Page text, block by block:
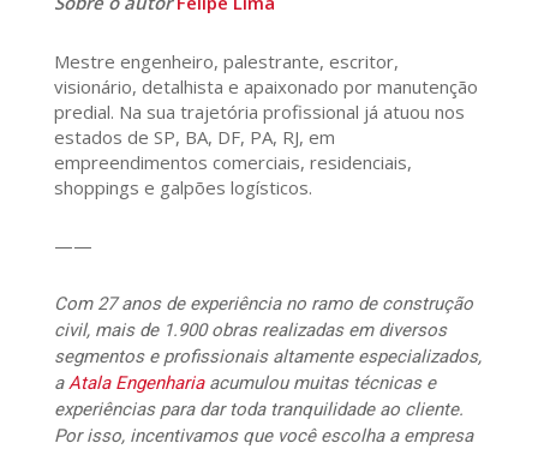
Mestre engenheiro, palestrante, escritor,
visionário, detalhista e apaixonado por manutenção
predial. Na sua trajetória profissional já atuou nos
estados de SP, BA, DF, PA, RJ, em
empreendimentos comerciais, residenciais,
shoppings e galpões logísticos.
——
Com 27 anos de experiência no ramo de construção
civil, mais de 1.900 obras realizadas em diversos
segmentos e profissionais altamente especializados,
aAtala Engenhariaacumulou muitas técnicas e
experiências para dar toda tranquilidade ao cliente.
Por isso, incentivamos que você escolha a empresa